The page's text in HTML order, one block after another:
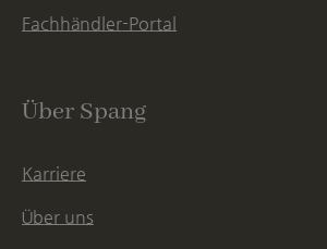
Fachhändler-Portal
Über Spang
Karriere
Über uns